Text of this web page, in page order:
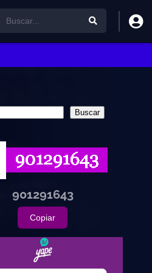
Buscar
901291643
Copiar